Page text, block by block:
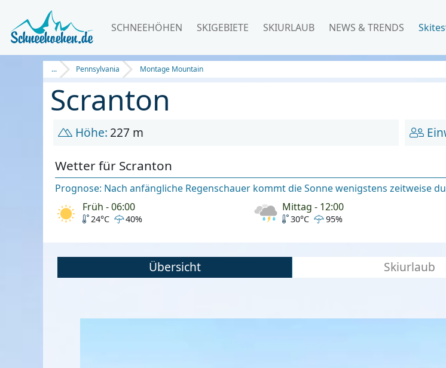
SCHNEEHÖHEN SKIGEBIETE SKIURLAUB NEWS & TRENDS
... Pennsylvania Montage Mountain
Scranton
Höhe: 227 m
Wetter für Scranton
Prognose: Nach anfängliche Regenschauer kommt die Sonne wenigstens zeitweise
Früh - 06:00
24°C 40%
Mittag - 12:00
30°C 95%
Übersicht Skiurlaub